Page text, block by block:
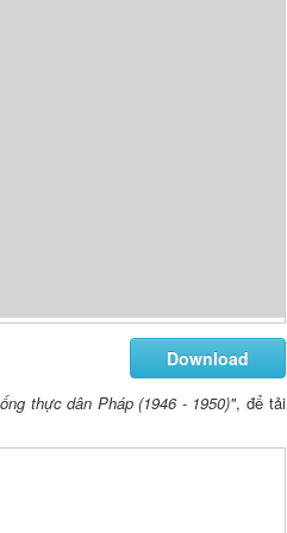
Download
thực dân Pháp (1946 - 1950)", để tải